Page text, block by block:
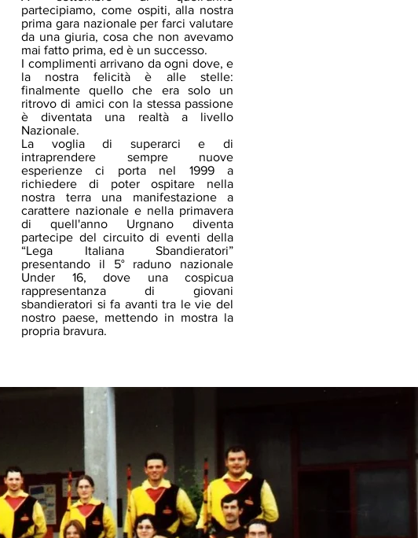
partecipiamo, come ospiti, alla nostra
prima gara nazionale per farci valutare
da una giuria, cosa che non avevamo
mai fatto prima, ed è un successo.
I complimenti arrivano da ogni dove, e
la nostra felicità è alle stelle:
finalmente quello che era solo un
ritrovo di amici con la stessa passione
è diventata una realtà a livello
Nazionale.
La voglia di superarci e di
intraprendere sempre nuove
esperienze ci porta nel 1999 a
richiedere di poter ospitare nella
nostra terra una manifestazione a
carattere nazionale e nella primavera
di quell'anno Urgnano diventa
partecipe del circuito di eventi della
“Lega Italiana Sbandieratori”
presentando il 5° raduno nazionale
Under 16, dove una cospicua
rappresentanza di giovani
sbandieratori si fa avanti tra le vie del
nostro paese, mettendo in mostra la
propria bravura.